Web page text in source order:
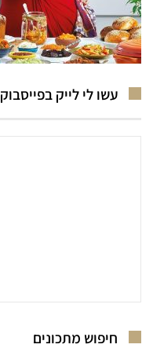
עשו לי לייק בפייסבוק
חיפוש מתכונים